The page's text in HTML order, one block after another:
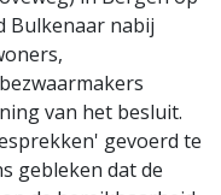
Bulkenaar nabij
van het besluit.
gevoerd te
gebleken dat de